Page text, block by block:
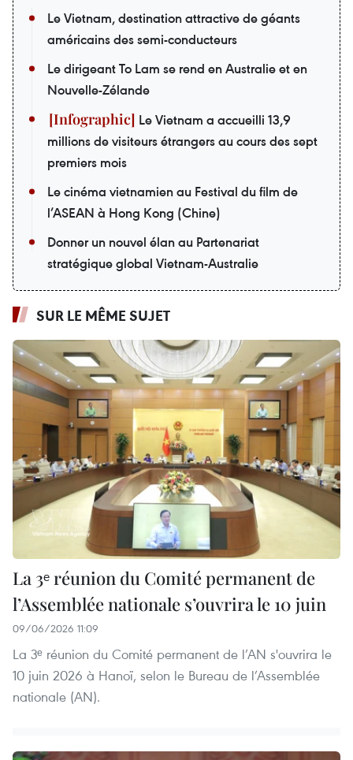
Le Vietnam, destination attractive de géants
américains des semi-conducteurs
Le dirigeant To Lam se rend en Australie et en
Nouvelle-Zélande
Le Vietnam a accueilli 13,9
millions de visiteurs étrangers au cours des sept
premiers mois
Le cinéma vietnamien au Festival du film de
l’ASEAN à Hong Kong (Chine)
Donner un nouvel élan au Partenariat
stratégique global Vietnam-Australie
SUR LE MÊME SUJET
La 3ᵉ réunion du Comité permanent de
l’Assemblée nationale s’ouvrira le 10 juin
09/06/2026 11:09
La 3ᵉ réunion du Comité permanent de l’AN s'ouvrira le
10 juin 2026 à Hanoï, selon le Bureau de l’Assemblée
nationale (AN).